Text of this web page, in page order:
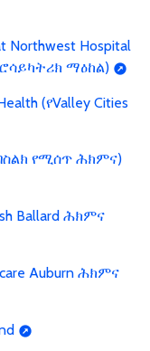
Northwest Hospital
ማዕከል)
(የValley Cities
የሚሰጥ ሕክምና)
Ballard ሕክምና
Auburn ሕክምና